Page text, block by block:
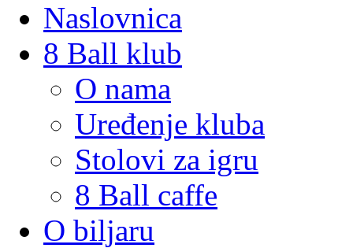
Naslovnica
8 Ball klub
O nama
Uređenje kluba
Stolovi za igru
8 Ball caffe
O biljaru